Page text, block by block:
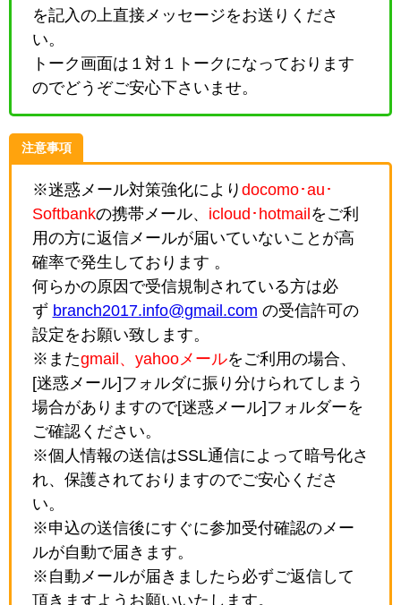
を記入の上直接メッセージをお送りくださ
い。
トーク画面は１対１トークになっております
のでどうぞご安心下さいませ。
注意事項
※迷惑メール対策強化により docomo･au･
Softbankの携帯メール、 icloud･hotmail をご利
用の方に返信メールが届いていないことが高
確率で発生しております 。
何らかの原因で受信規制されている方は必
ず branch2017.info@gmail.com の受信許可の
設定をお願い致します。
※またgmail、yahooメールをご利用の場合、
[迷惑メール]フォルダに振り分けられてしまう
場合がありますので[迷惑メール]フォルダーを
ご確認ください。
※個人情報の送信はSSL通信によって暗号化さ
れ、保護されておりますのでご安心くださ
い。
※申込の送信後にすぐに参加受付確認のメー
ルが自動で届きます。
※自動メールが届きましたら必ずご返信して
頂きますようお願いいたします。